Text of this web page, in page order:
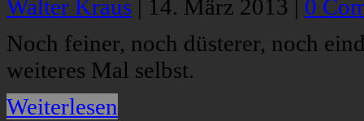
Walter Kraus | 14. März 2013 | 0
Noch feiner, noch düsterer, noch
weiteres Mal selbst.
Weiterlesen